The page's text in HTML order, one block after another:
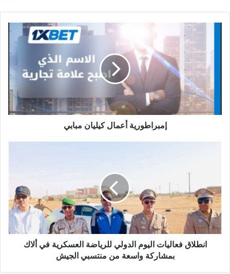
إمبراطورية أعمال كيليان مبابي
انطلاق فعاليات اليوم الدولي للرياضة العسكرية في ألاك
بمشاركة واسعة من منتسبي الجيش